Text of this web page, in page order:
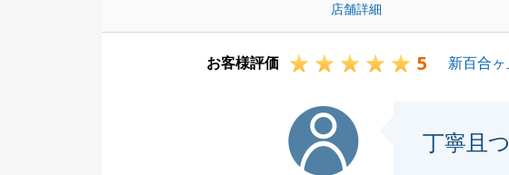
店舗詳細
お客様評価 5 新百合
丁寧且